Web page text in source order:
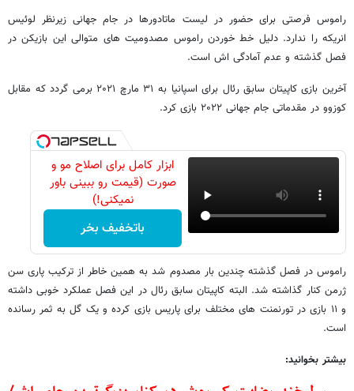
راموس فرصتی برای حضور در لیست ماتادورها در جام جهانی زیرنظر لوئیس
انریکه را ندارد. دلیل خط خوردن راموس مصدومیت های متوالی این بازیکن در
فصل گذشته و عدم آمادگی اش است.
آخرین بازی کاپیتان سابق رئال برای اسپانیا به ۳۱ مارچ ۲۰۲۱ برمی گردد که مقابل
کوزوو در مقدماتی جام جهانی ۲۰۲۲ بازی کرد.
ابزار کامل برای اصلاح مو و
صورت (قیمت رو ببینی باور
نمیکنی!)
باتخفیف بخر
راموس در فصل گذشته چندین بار مصدوم شد به همین خاطر از ترکیب پاری سن
ژرمن کنار گذاشته شد. البته کاپیتان سابق رئال در این فصل عملکرد خوبی داشته
و ۱۱ بازی در تورنمنت های مختلف برای پاریس بازی کرده و یک گل به ثمر رسانده
است.
بیشتر بخوانید: